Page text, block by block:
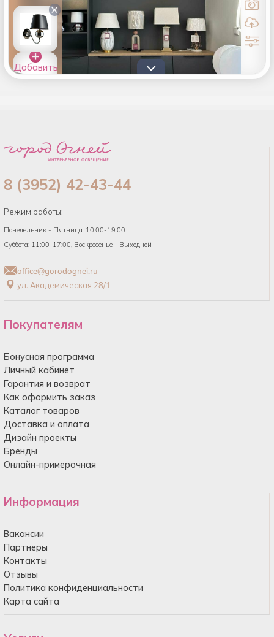
×
Добавить
товары в
8 (3952) 42-43-44
Режим работы:
Понедельник - Пятница: 10:00-19:00
Суббота: 11:00-17:00, Воскресенье - Выходной
office@gorodognei.ru
ул. Академическая 28/1
Покупателям
Бонусная программа
Личный кабинет
Гарантия и возврат
Как оформить заказ
Каталог товаров
Доставка и оплата
Дизайн проекты
Бренды
Онлайн-примерочная
Информация
Вакансии
Партнеры
Контакты
Отзывы
Политика конфиденциальности
Карта сайта